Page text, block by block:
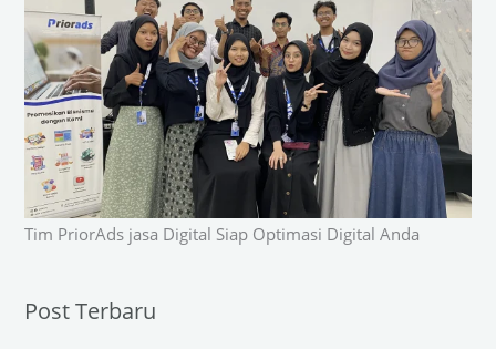
Tim PriorAds jasa Digital Siap Optimasi Digital Anda
Post Terbaru